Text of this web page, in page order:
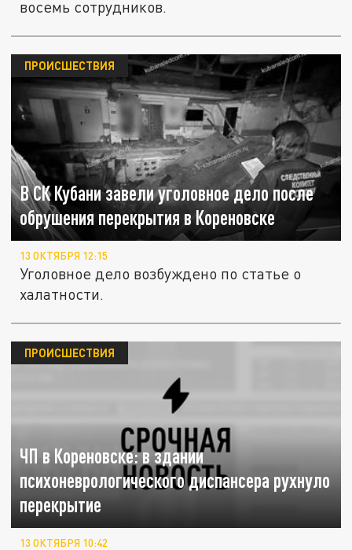
восемь сотрудников.
В СК Кубани завели уголовное дело после
обрушения перекрытия в Кореновске
ПРОИСШЕСТВИЯ
13 ОКТЯБРЯ 12:15
Уголовное дело возбуждено по статье о
халатности.
ЧП в Кореновске: в здании
психоневрологического диспансера рухнуло
перекрытие
ПРОИСШЕСТВИЯ
13 ОКТЯБРЯ 10:42